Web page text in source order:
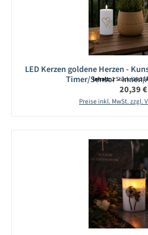
LED Kerzen goldene Herzen -
Timer/Sensor - Innen/
Inhalt:2 Stück(10,20
20,39 €
Preise inkl. MwSt. zzgl.